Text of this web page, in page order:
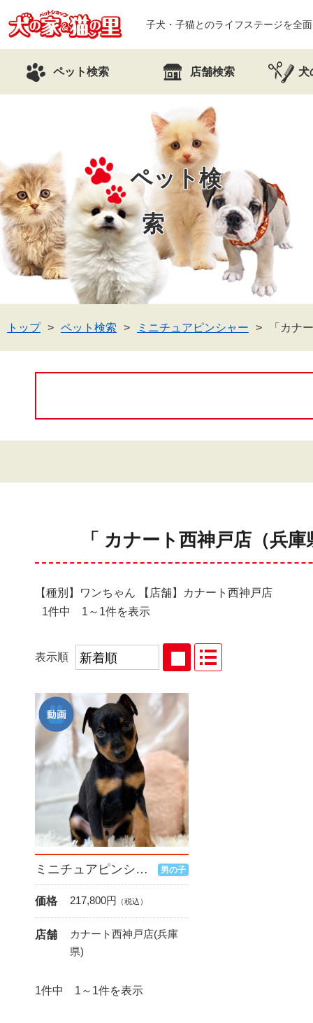
子犬・子猫とのライフステージを全
ペット検索 店舗検索 犬
ペット検
索
トップ ペット検索 ミニチュアピンシャー 「カナ
「 カナート西神戸店（兵
【種別】ワンちゃん 【店舗】カナート西神戸店
1件中 1～1件を表示
表示順
ミニチュアピンシャー 男の子
価格 217,800円 （税込）
店舗
カナート西神戸店(兵庫
県)
1件中 1～1件を表示